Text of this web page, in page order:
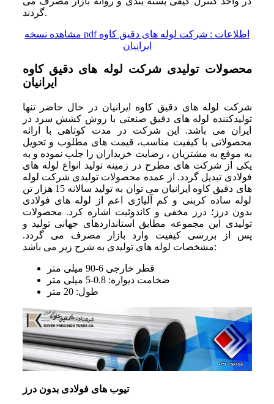
گردند.
مشاهده نسخه pdf اطلاعات : شرکت لوله های دقیق کاوه
ایرانیان
محصولات تولیدی شرکت لوله های دقیق کاوه
ایرانیان
شرکت لوله های دقیق کاوه ایرانیان در حال حاضر تنها
تولیدکننده لوله های دقیق صنعتی با روش کشش سرد در
ایران می باشد. این شرکت در مدت کوتاهی با ارائه
محصولاتی با کیفیت مناسب، قیمت های مطلوب و تحویل
به موقع به مشتریان ، رضایت خریداران را جلب نموده و به
یکی از شرکت های مطرح در زمینه تولید انواع لوله های
فولادی تبدیل گردد. از عمده محصولات تولیدی شرکت لوله
های دقیق کاوه ایرانیان می توان به تولید سالانه 15 هزار تن
لوله ساده کربنی و کم آلیاژی اعم از لوله های فولادی
بدون درز؛ درز مخفی و کاندوئیت اشاره کرد. محصولات
تولیدی این مجموعه مطابق استانداردهای جهانی تولید و
پس از بررسی کیفیت وارد بازار مصرف می گردد.
مشخصات لوله های تولیدی به شرح زیر می باشد:
قطر خارجی 6-90 میلی متر
ضخامت دیواره: 0.8-5 میلی متر
طول: 20 متر
تیوب های فولادی بدون درز